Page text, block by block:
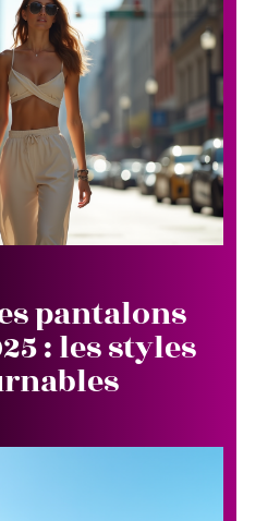
pantalons
: les styles